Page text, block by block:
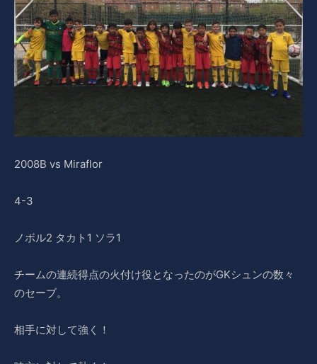
2008B vs Miraflor
4-3
ノボル2 タカト1 ソラ1
チームの連続得点の火付け役となったのがGKシュンの数々
のセーブ。
相手に対して強く！